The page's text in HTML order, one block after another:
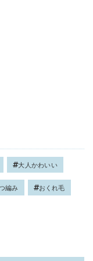
大人かわいい
編み おくれ毛